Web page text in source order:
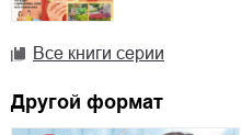
Все книги серии
Другой формат